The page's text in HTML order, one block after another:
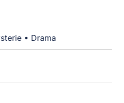
• Drama